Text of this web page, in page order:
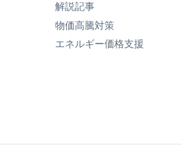
解説記事
物価高騰対策
エネルギー価格支援